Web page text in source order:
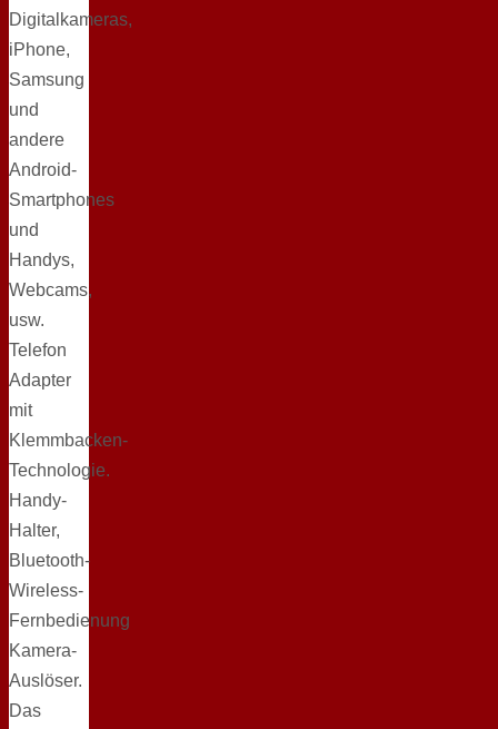
Digitalkameras,
iPhone,
Samsung
und
andere
Android-
Smartphones
und
Handys,
Webcams,
usw.
Telefon
Adapter
mit
Klemmbacken-
Technologie.
Handy-
Halter,
Bluetooth-
Wireless-
Fernbedienung
Kamera-
Auslöser.
Das